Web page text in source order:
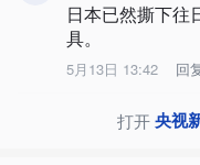
日本已然撕下往
具。
5月13日 13:42 回
打开央视